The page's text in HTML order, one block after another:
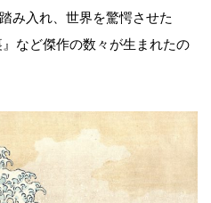
み入れ、世界を驚愕させた
』など傑作の数々が生まれたの